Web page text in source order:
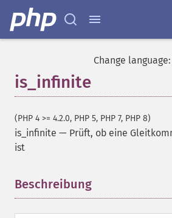
Change language:
is_infinite
(PHP 4 >= 4.2.0, PHP 5, PHP 7, PHP 8)
is_infinite — Prüft, ob eine
ist
Beschreibung